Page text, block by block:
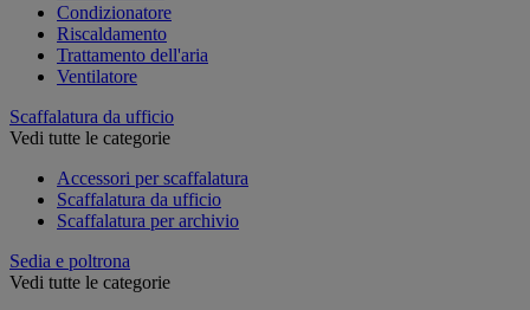
Condizionatore
Riscaldamento
Trattamento dell'aria
Ventilatore
Scaffalatura da ufficio
Vedi tutte le categorie
Accessori per scaffalatura
Scaffalatura da ufficio
Scaffalatura per archivio
Sedia e poltrona
Vedi tutte le categorie